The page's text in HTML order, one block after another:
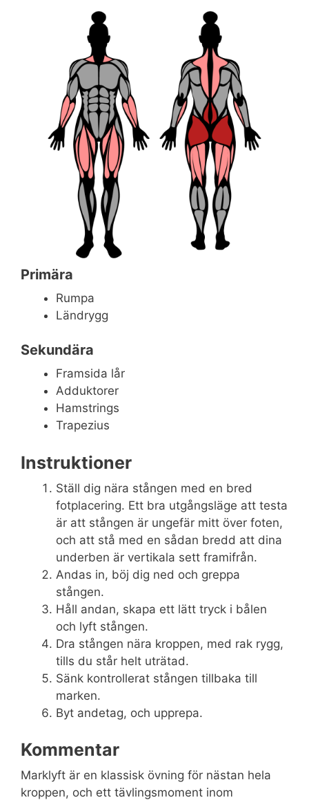
Primära
Rumpa
Ländrygg
Sekundära
Framsida lår
Adduktorer
Hamstrings
Trapezius
Instruktioner
Ställ dig nära stången med en bred
fotplacering. Ett bra utgångsläge att testa
är att stången är ungefär mitt över foten,
och att stå med en sådan bredd att dina
underben är vertikala sett framifrån.
Andas in, böj dig ned och greppa
stången.
Håll andan, skapa ett lätt tryck i bålen
och lyft stången.
Dra stången nära kroppen, med rak rygg,
tills du står helt uträtad.
Sänk kontrollerat stången tillbaka till
marken.
Byt andetag, och upprepa.
Kommentar
Marklyft är en klassisk övning för nästan hela
kroppen, och ett tävlingsmoment inom